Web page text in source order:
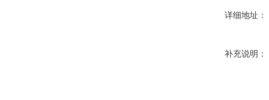
详细地址：
补充说明：